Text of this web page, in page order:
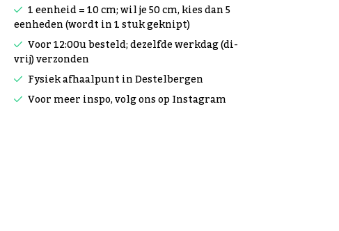
1 eenheid = 10 cm; wil je 50 cm, kies dan 5
eenheden (wordt in 1 stuk geknipt)
Voor 12:00u besteld; dezelfde werkdag (di-
vrij) verzonden
Fysiek afhaalpunt in Destelbergen
Voor meer inspo, volg ons op Instagram